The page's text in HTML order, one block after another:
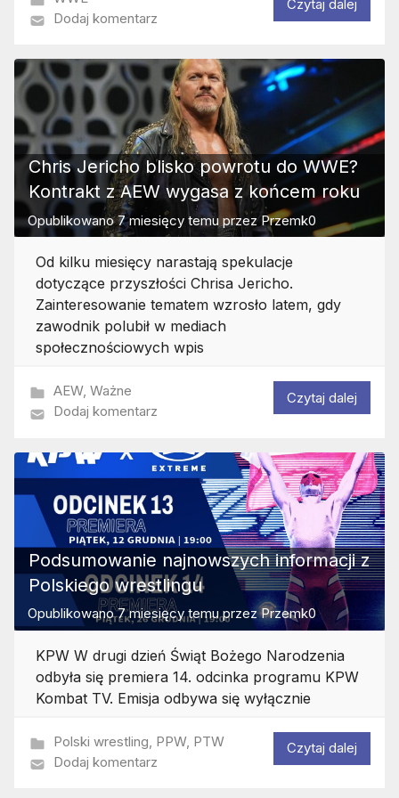
Dodaj komentarz
Czytaj dalej
Chris Jericho blisko powrotu do WWE?
Kontrakt z AEW wygasa z końcem roku
Opublikowano7 miesięcy temu przezPrzemk0
Od kilku miesięcy narastają spekulacje
dotyczące przyszłości Chrisa Jericho.
Zainteresowanie tematem wzrosło latem, gdy
zawodnik polubił w mediach
społecznościowych wpis
AEW, Ważne
Dodaj komentarz
Czytaj dalej
Podsumowanie najnowszych informacji z
Polskiego wrestlingu
Opublikowano7 miesięcy temuprzezPrzemk0
KPW W drugi dzień Świąt Bożego Narodzenia
odbyła się premiera 14. odcinka programu KPW
Kombat TV. Emisja odbywa się wyłącznie
Polski wrestling PPW, PTW
Dodaj komentarz
Czytaj dalej